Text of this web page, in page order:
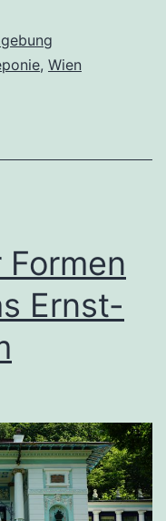
, Wien
Formen
Ernst-